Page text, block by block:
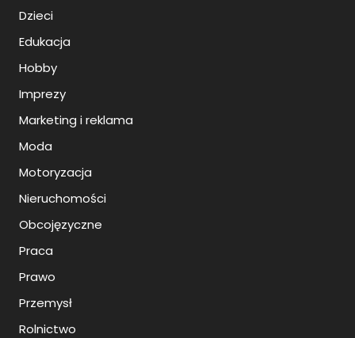
Dzieci
Edukacja
Hobby
Imprezy
Marketing i reklama
Moda
Motoryzacja
Nieruchomości
Obcojęzyczne
Praca
Prawo
Przemysł
Rolnictwo